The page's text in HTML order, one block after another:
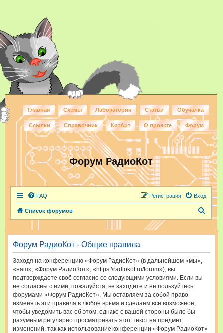
Главная Схемы Лаборатория Статьи Обучалка
Ссылки Справочник КотАрт О проекте Форум
Форум РадиоКот
FAQ Вход
Регистрация
Список форумов
и
Форум РадиоКот - Общие правила
Заходя на конференцию «Форум РадиоКот» (в дальнейшем «мы»,
«наш», «Форум РадиоКот», «https://radiokot.ru/forum»), вы
подтверждаете своё согласие со следующими условиями. Если вы
не согласны с ними, пожалуйста, не заходите и не пользуйтесь
форумами «Форум РадиоКот». Мы оставляем за собой право
изменять эти правила в любое время и сделаем всё возможное,
чтобы уведомить вас об этом, однако с вашей стороны было бы
разумным регулярно просматривать этот текст на предмет
изменений, так как использование конференции «Форум РадиоКот»